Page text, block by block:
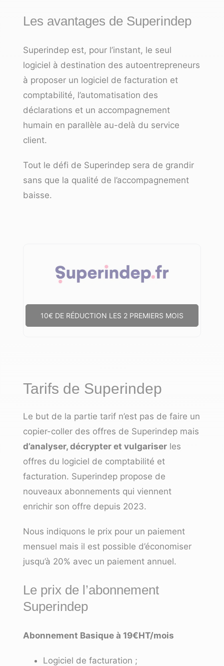
Les avantages de Superindep
Superindep est, pour l’instant, le seul
logiciel à destination des autoentrepreneurs
à proposer un logiciel de facturation et
comptabilité, l’automatisation des
déclarations et un accompagnement
humain en parallèle au-delà du service
client.
Tout le défi de Superindep sera de grandir
sans que la qualité de l’accompagnement
baisse.
10€ DE RÉDUCTION LES 2 PREMIERS MOIS
Tarifs de Superindep
Le but de la partie tarif n’est pas de faire un
copier-coller des offres de Superindep mais
d’analyser, décrypter et vulgariser les
offres du logiciel de comptabilité et
facturation. Superindep propose de
nouveaux abonnements qui viennent
enrichir son offre depuis 2023.
Nous indiquons le prix pour un paiement
mensuel mais il est possible d’économiser
jusqu’à 20% avec un paiement annuel.
Le prix de l’abonnement
Superindep
Abonnement Basique à 19€HT/mois
Logiciel de facturation ;